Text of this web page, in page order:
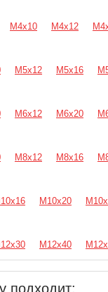
М4х10 М4х12
М5х12 М5х16
М6х12 М6х20
М8х12 М8х16
М10х20
М12х40
подходит: